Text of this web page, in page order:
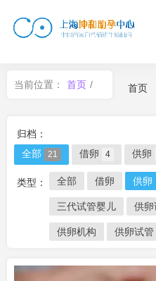
首页
当前位置： 首页 /
归档：
全部
21 借卵 4 供卵
类型： 全部 借卵 供卵
三代试管婴儿 供卵
供卵机构 供卵试管